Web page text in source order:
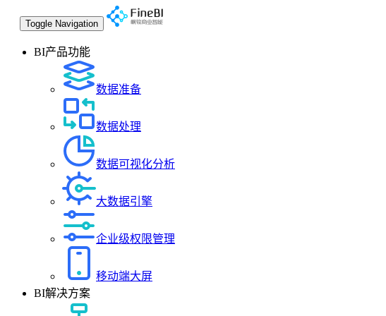
Toggle Navigation
BI产品功能
数据准备
数据处理
数据可视化分析
大数据引擎
企业级权限管理
移动端大屏
BI解决方案